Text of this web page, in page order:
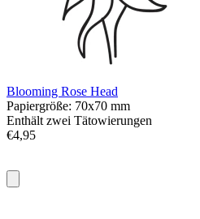
Blooming Rose Head
Papiergröße: 70x70 mm
Enthält zwei Tätowierungen
€4,95